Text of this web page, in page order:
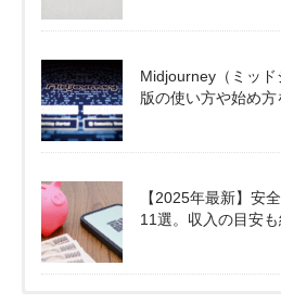
Midjourney（ミッ
版の使い方や始め方
【2025年最新】安
11選。収入の目安